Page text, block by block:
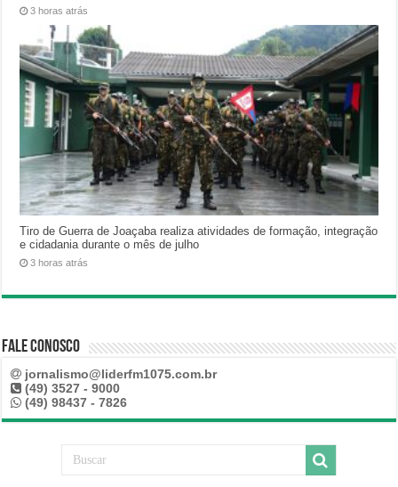
3 horas atrás
Tiro de Guerra de Joaçaba realiza atividades de formação, integração
e cidadania durante o mês de julho
3 horas atrás
Fale Conosco
jornalismo@liderfm1075.com.br
(49) 3527 - 9000
(49) 98437 - 7826